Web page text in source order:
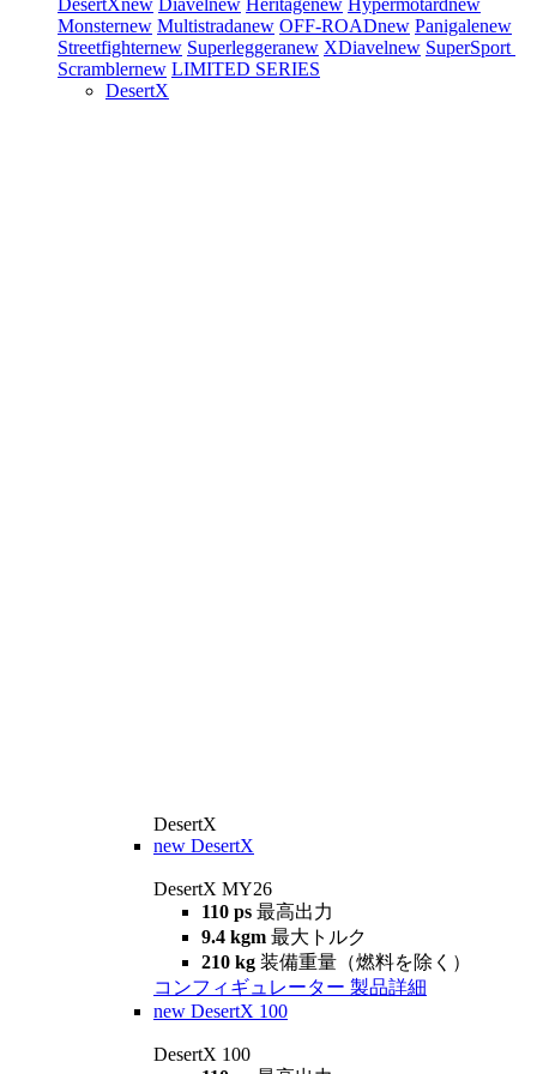
DesertXnew Diavelnew Heritagenew Hypermotardnew
Monsternew Multistradanew OFF-ROADnew Panigalenew
Streetfighternew Superleggeranew XDiavelnew SuperSport
Scramblernew LIMITED SERIES
DesertX
DesertX
new DesertX
DesertX MY26
110 ps 最高出力
9.4 kgm 最大トルク
210 kg 装備重量（燃料を除く）
コンフィギュレーター 製品詳細
new DesertX 100
DesertX 100